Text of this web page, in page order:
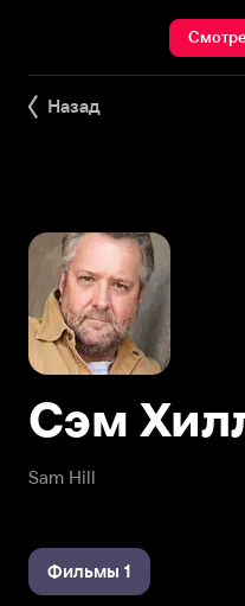
Назад
Sam Hill
Сэм
Фильмы 1